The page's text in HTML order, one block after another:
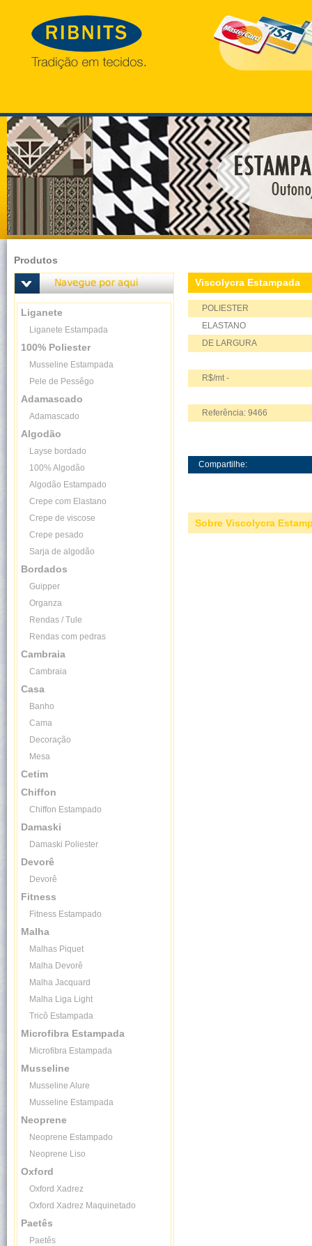
Produtos
Liganete
Liganete Estampada
100% Poliester
Musseline Estampada
Pele de Pessêgo
Adamascado
Adamascado
Algodão
Layse bordado
100% Algodão
Algodão Estampado
Crepe com Elastano
Crepe de viscose
Crepe pesado
Sarja de algodão
Bordados
Guipper
Organza
Rendas / Tule
Rendas com pedras
Cambraia
Cambraia
Casa
Banho
Cama
Decoração
Mesa
Cetim
Chiffon
Chiffon Estampado
Damaski
Damaski Poliester
Devorê
Devorê
Fitness
Fitness Estampado
Malha
Malhas Piquet
Malha Devorê
Malha Jacquard
Malha Liga Light
Tricô Estampada
Microfibra Estampada
Microfibra Estampada
Musseline
Musseline Alure
Musseline Estampada
Neoprene
Neoprene Estampado
Neoprene Liso
Oxford
Oxford Xadrez
Oxford Xadrez Maquinetado
Paetês
Paetês
Viscolycra Estampada
POLIESTER
ELASTANO
DE LARGURA
R$/mt -
Referência: 9466
Compartilhe:
Sobre Viscolycra